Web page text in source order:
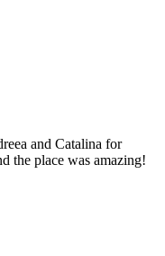
and Catalina for
the place was amazing!